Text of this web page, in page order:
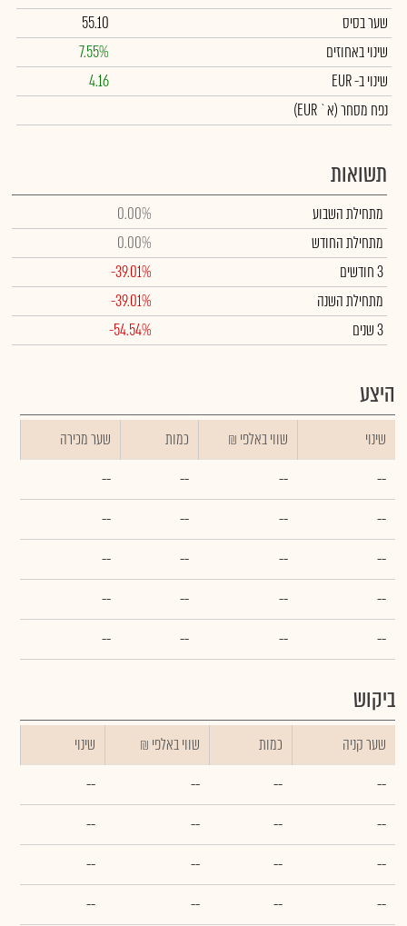
שער בסיס
55.10
שינוי באחוזים
7.55%
שינויב- EUR
4.16
נפח מסחר(א` EUR)
תשואות
מתחילת השבוע
0.00%
מתחילת החודש
0.00%
3 חודשים
-39.01%
מתחילת השנה
-39.01%
3 שנים
-54.54%
היצע
שינוי ₪ שווי באלפי כמות
שער מכירה
--
--
--
--
--
--
--
--
--
--
--
--
--
--
--
--
--
--
--
--
ביקוש
שער קניה כמות ₪ שווי באלפי
שינוי
--
--
--
--
--
--
--
--
--
--
--
--
--
--
--
--